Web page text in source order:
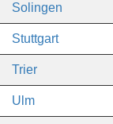
Solingen
Stuttgart
Trier
Ulm